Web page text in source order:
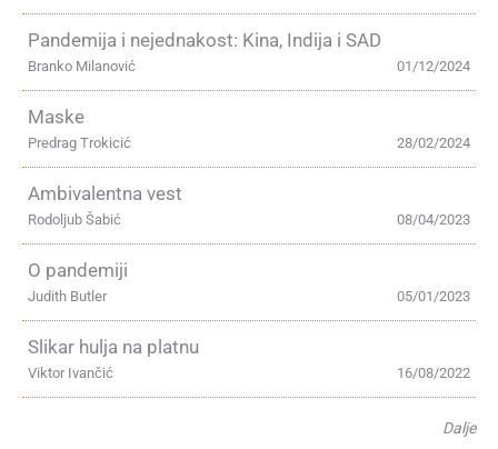
Pandemija i nejednakost: Kina, Indija i SAD
01/12/2024
Branko Milanović
Maske
28/02/2024
Predrag Trokicić
Ambivalentna vest
08/04/2023
Rodoljub Šabić
O pandemiji
05/01/2023
Judith Butler
Slikar hulja na platnu
16/08/2022
Viktor Ivančić
Dalje